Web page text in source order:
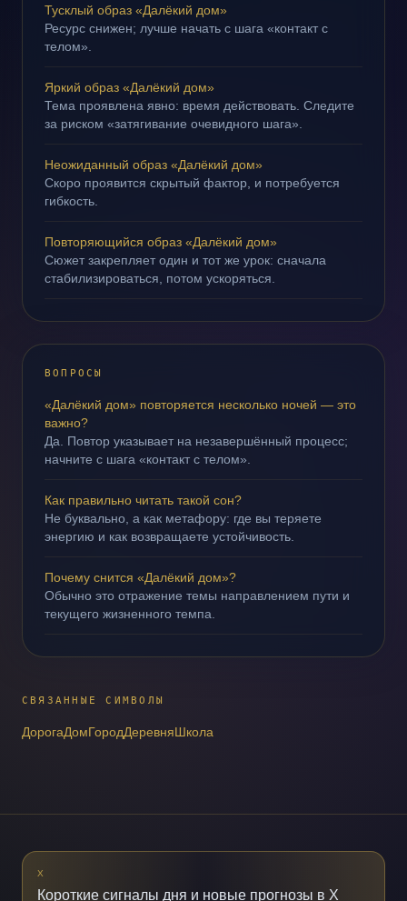
Тусклый образ «Далёкий дом»
Ресурс снижен; лучше начать с шага «контакт с
телом».
Яркий образ «Далёкий дом»
Тема проявлена явно: время действовать. Следите
за риском «затягивание очевидного шага».
Неожиданный образ «Далёкий дом»
Скоро проявится скрытый фактор, и потребуется
гибкость.
Повторяющийся образ «Далёкий дом»
Сюжет закрепляет один и тот же урок: сначала
стабилизироваться, потом ускоряться.
ВОПРОСЫ
«Далёкий дом» повторяется несколько ночей — это
важно?
Да. Повтор указывает на незавершённый процесс;
начните с шага «контакт с телом».
Как правильно читать такой сон?
Не буквально, а как метафору: где вы теряете
энергию и как возвращаете устойчивость.
Почему снится «Далёкий дом»?
Обычно это отражение темы направлением пути и
текущего жизненного темпа.
СВЯЗАННЫЕ СИМВОЛЫ
ДорогаДомГородДеревняШкола
X
Короткие сигналы дня и новые прогнозы в X